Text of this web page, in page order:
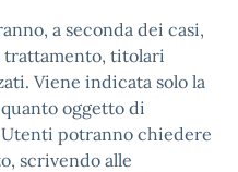
a seconda dei casi,
trattamento, titolari
Viene indicata solo la
oggetto di
potranno chiedere
scrivendo alle